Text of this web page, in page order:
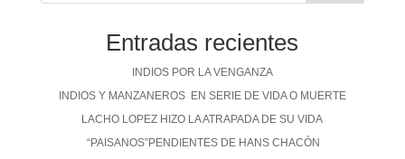
Entradas recientes
INDIOS POR LA VENGANZA
INDIOS Y MANZANEROS EN SERIE DE VIDA O MUERTE
LACHO LOPEZ HIZO LA ATRAPADA DE SU VIDA
“PAISANOS”PENDIENTES DE HANS CHACÓN